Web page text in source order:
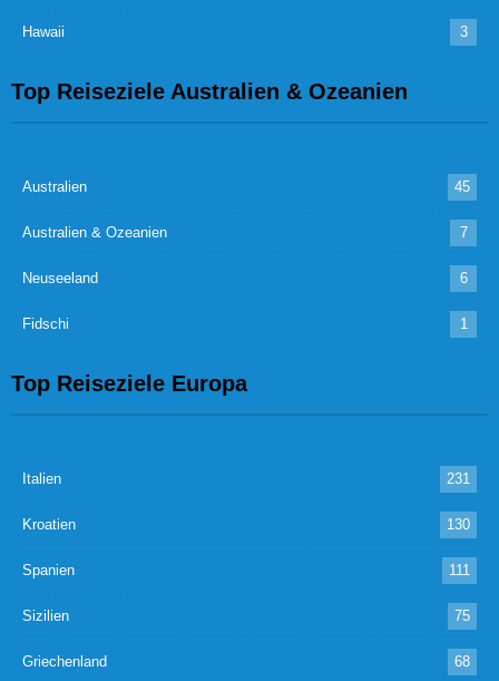
Hawaii 3
Top Reiseziele Australien & Ozeanien
Australien 45
Australien & Ozeanien 7
Neuseeland 6
Fidschi 1
Top Reiseziele Europa
Italien 231
Kroatien 130
Spanien 111
Sizilien 75
Griechenland 68